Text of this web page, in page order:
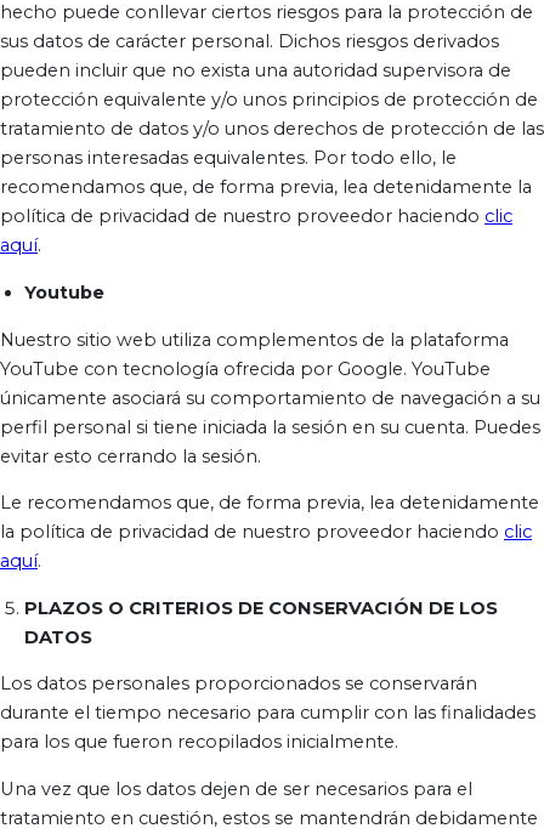
hecho puede conllevar ciertos riesgos para la protección de
sus datos de carácter personal. Dichos riesgos derivados
pueden incluir que no exista una autoridad supervisora de
protección equivalente y/o unos principios de protección de
tratamiento de datos y/o unos derechos de protección de las
personas interesadas equivalentes. Por todo ello, le
recomendamos que, de forma previa, lea detenidamente la
política de privacidad de nuestro proveedor haciendo clic
aquí.
Youtube
Nuestro sitio web utiliza complementos de la plataforma
YouTube con tecnología ofrecida por Google. YouTube
únicamente asociará su comportamiento de navegación a su
perfil personal si tiene iniciada la sesión en su cuenta. Puedes
evitar esto cerrando la sesión.
Le recomendamos que, de forma previa, lea detenidamente
la política de privacidad de nuestro proveedor haciendo clic
aquí.
PLAZOS O CRITERIOS DE CONSERVACIÓN DE LOS
DATOS
Los datos personales proporcionados se conservarán
durante el tiempo necesario para cumplir con las finalidades
para los que fueron recopilados inicialmente.
Una vez que los datos dejen de ser necesarios para el
tratamiento en cuestión, estos se mantendrán debidamente